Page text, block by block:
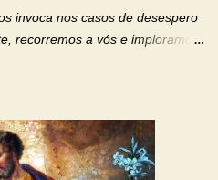
invoca nos casos de desespero
recorremos a vós e imploramos
deste favor, da vossa intercessão
para maior glória de Deus e o
Rogai por Nós e por todos